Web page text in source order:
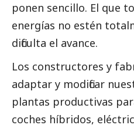
ponen sencillo. El que
energías no estén
dificulta el avance.
Los constructores y
adaptar y modificar
plantas productivas
coches híbridos,